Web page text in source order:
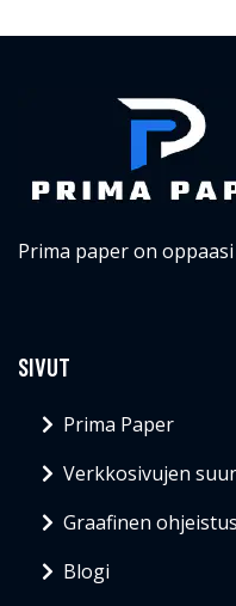
Prima paper on
SIVUT
Prima Paper
Verkkosivujen
Graafinen ohjeistus
Blogi